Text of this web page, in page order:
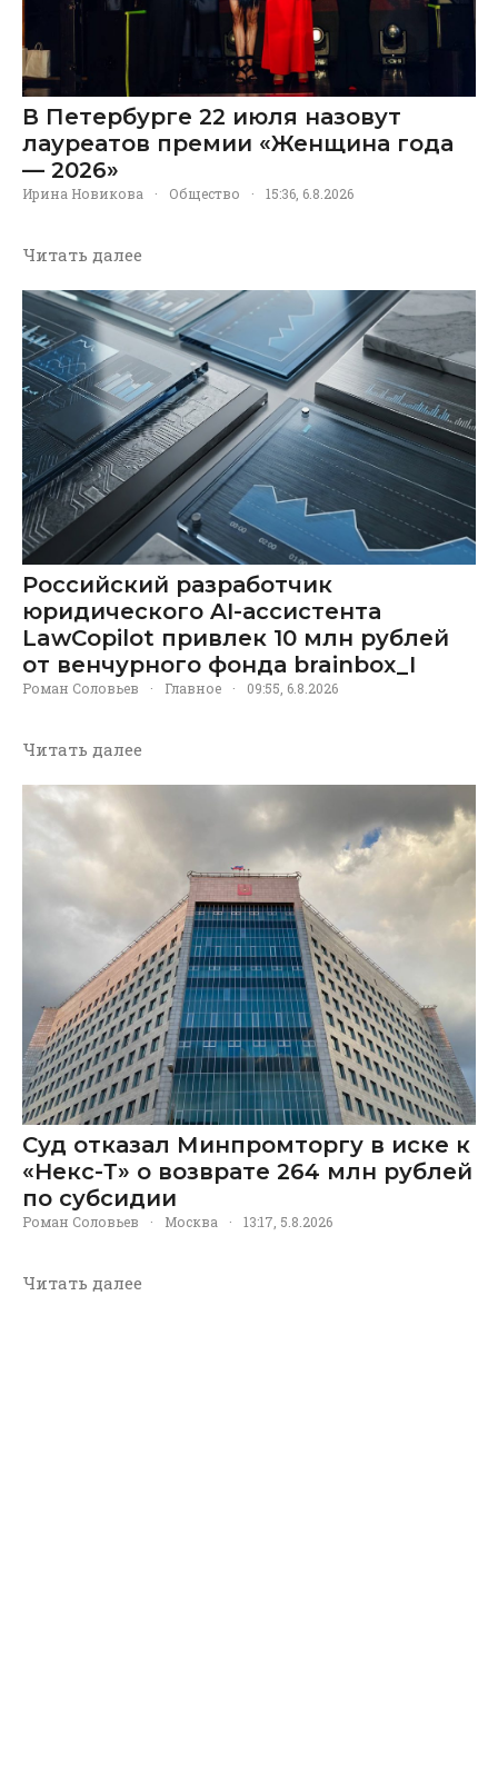
В Петербурге 22 июля назовут
лауреатов премии «Женщина года
— 2026»
Ирина Новикова · Общество · 15:36, 6.8.2026
Читать далее
Российский разработчик
юридического AI-ассистента
LawCopilot привлек 10 млн рублей
от венчурного фонда brainbox_I
Роман Соловьев · Главное · 09:55, 6.8.2026
Читать далее
Суд отказал Минпромторгу в иске к
«Некс-Т» о возврате 264 млн рублей
по субсидии
Роман Соловьев · Москва · 13:17, 5.8.2026
Читать далее